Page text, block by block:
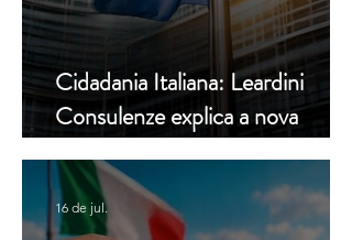
Cidadania Italiana: Leardini
Consulenze explica a nova
16 de jul.